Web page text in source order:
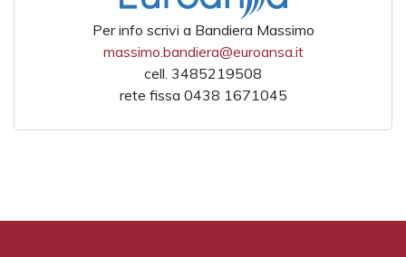
Per info scrivi a Bandiera Massimo
massimo.bandiera@euroansa.it
cell. 3485219508
rete fissa 0438 1671045